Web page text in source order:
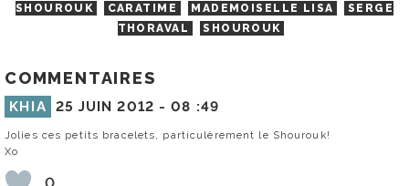
SHOUROUK
CARATIME MADEMOISELLE LISA
SERGE
THORAVAL
SHOUROUK
COMMENTAIRES
KHIA 25 JUIN 2012 -08 :49
Jolies ces petits bracelets, particulèrement le Shourouk!
Xo
0